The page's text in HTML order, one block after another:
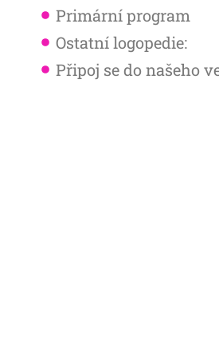
Primární program
Ostatní logopedie:
Připoj se do našeho